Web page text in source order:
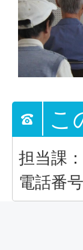
こ
担当課
電話番